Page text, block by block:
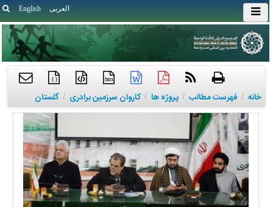
English العربی
htm
{ }
خانه / فهرست مطالب / پروژه ها / کاروان سرزمین برادری / گلستان